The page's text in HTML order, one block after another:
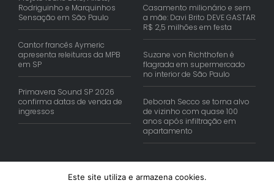
Rodriguinho e Marquinhos
Sensação em São Paulo
Cantor francês Aymeric
apresenta releituras da MPB
em SP
Primavera Sound SP 2026
confirma datas de venda de
ingressos
Casamento milionário e sem
a mãe: Davi Brito DEVE GASTAR
R$ 2,5 milhões em festa
Suzane von Richthofen é
flagrada em supermercado
no interior de São Paulo
Deborah Secco se torna alvo
de vizinho com quase 100
anos após infiltração em
apartamento
Este site utiliza e armazena cookies.